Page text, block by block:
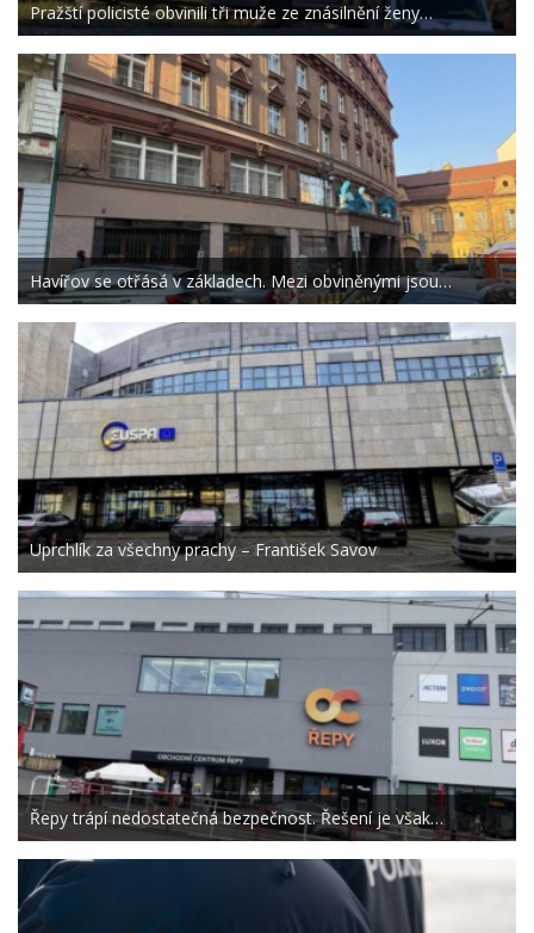
Pražští policisté obvinili tři muže ze znásilnění ženy…
Havířov se otřásá v základech. Mezi obviněnými jsou…
Uprchlík za všechny prachy – František Savov
Řepy trápí nedostatečná bezpečnost. Řešení je však…